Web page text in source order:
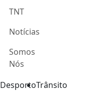
TNT
Notícias
Somos
Nós
DesportoTrânsito